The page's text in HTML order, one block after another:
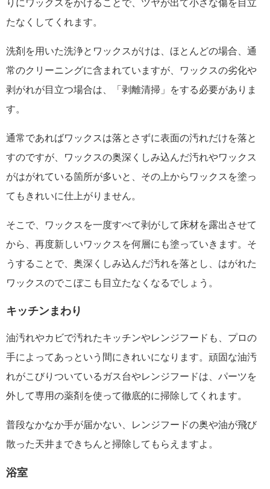
りにワックスをかけることで、ツヤが出て小さな傷を目立
たなくしてくれます。
洗剤を用いた洗浄とワックスがけは、ほとんどの場合、通
常のクリーニングに含まれていますが、ワックスの劣化や
剥がれが目立つ場合は、「剥離清掃」をする必要がありま
す。
通常であればワックスは落とさずに表面の汚れだけを落と
すのですが、ワックスの奥深くしみ込んだ汚れやワックス
がはがれている箇所が多いと、その上からワックスを塗っ
てもきれいに仕上がりません。
そこで、ワックスを一度すべて剥がして床材を露出させて
から、再度新しいワックスを何層にも塗っていきます。そ
うすることで、奥深くしみ込んだ汚れを落とし、はがれた
ワックスのでこぼこも目立たなくなるでしょう。
キッチンまわり
油汚れやカビで汚れたキッチンやレンジフードも、プロの
手によってあっという間にきれいになります。頑固な油汚
れがこびりついているガス台やレンジフードは、パーツを
外して専用の薬剤を使って徹底的に掃除してくれます。
普段なかなか手が届かない、レンジフードの奥や油が飛び
散った天井まできちんと掃除してもらえますよ。
浴室